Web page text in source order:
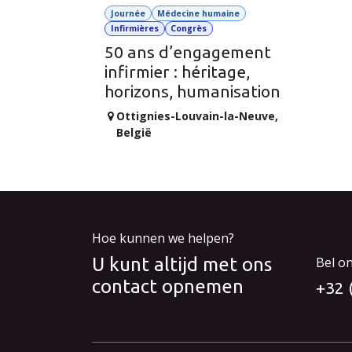
Journée
Médecine humaine
Infirmières
Congrès
50 ans d’engagement
infirmier : héritage,
horizons, humanisation
Ottignies-Louvain-la-Neuve,
België
Hoe kunnen we helpen?
U kunt altijd met ons
contact opnemen
Bel
+32